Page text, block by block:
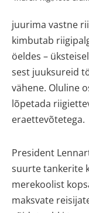
juurima vastne
kimbutab
öeldes –
sest juuksureid
vähene. Oluline
lõpetada
eraettevõtetega.
President
suurte tankerite
merekoolist
maksvate